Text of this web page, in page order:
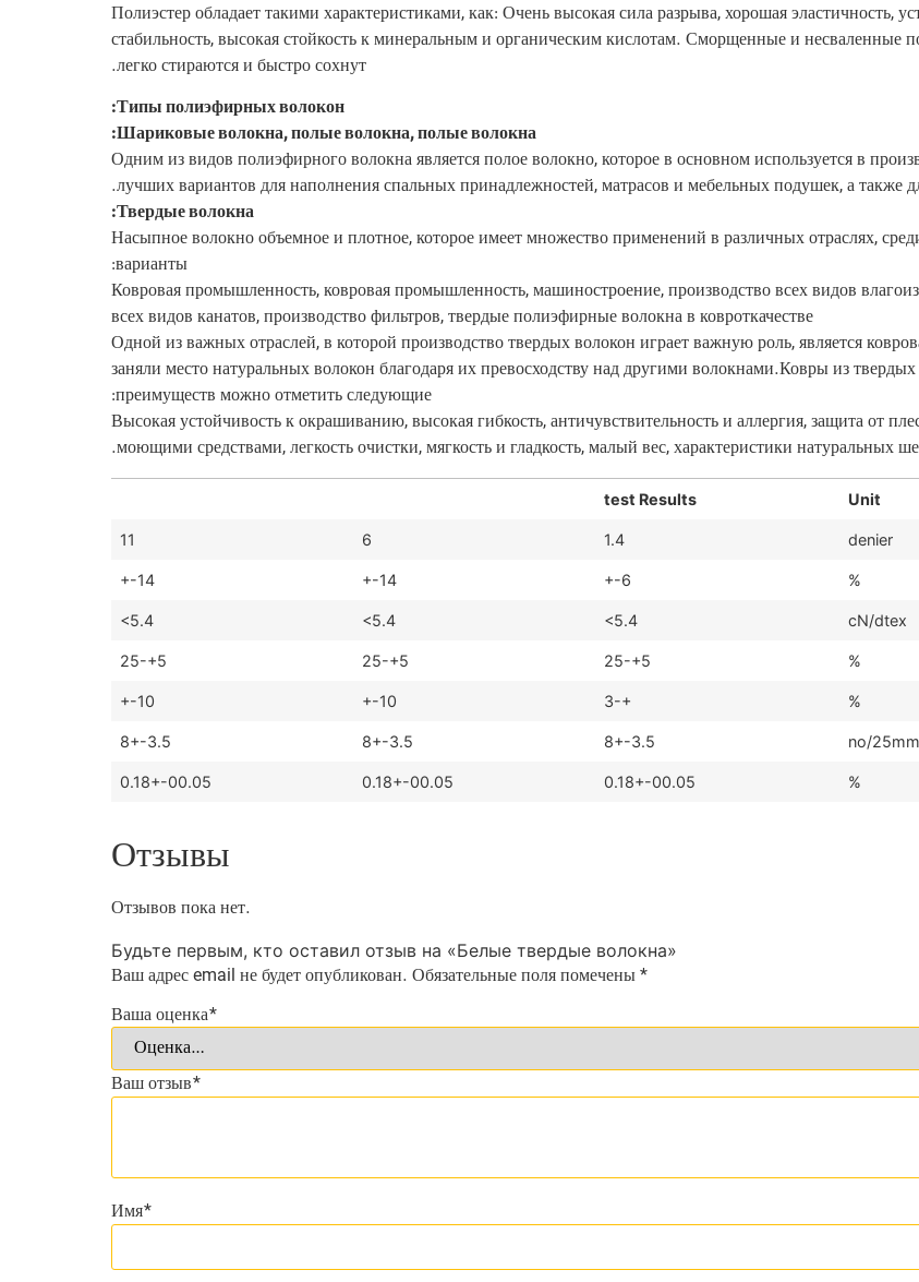
Полиэстер обладает такими характеристиками, как: Очень высокая сила разрыва, хорошая эластичность,
стабильность, высокая стойкость к минеральным и органическим кислотам. Сморщенные и несваленные
легко стираются и быстро сохнут.
Типы полиэфирных волокон:
Шариковые волокна, полые волокна, полые волокна:
Одним из видов полиэфирного волокна является полое волокно, которое в основном используется в
лучших вариантов для наполнения спальных принадлежностей, матрасов и мебельных подушек, а также
Твердые волокна:
Насыпное волокно объемное и плотное, которое имеет множество применений в различных отраслях,
варианты:
Ковровая промышленность, ковровая промышленность, машиностроение, производство всех видов
всех видов канатов, производство фильтров, твердые полиэфирные волокна в ковроткачестве
Одной из важных отраслей, в которой производство твердых волокон играет важную роль, является
заняли место натуральных волокон благодаря их превосходству над другими волокнами.Ковры из
преимуществ можно отметить следующие:
Высокая устойчивость к окрашиванию, высокая гибкость, античувствительность и аллергия, защита от
моющими средствами, легкость очистки, мягкость и гладкость, малый вес, характеристики натуральных
test Results Unit
11 6 1.4 denier
+-14 +-14 +-6 %
<5.4 <5.4 <5.4 cN/dtex
25-+5 25-+5 25-+5 %
+-10 +-10 3-+ %
8+-3.5 8+-3.5 8+-3.5 no/25mm
0.18+-00.05 0.18+-00.05 0.18+-00.05 %
Отзывы
Отзывов пока нет.
Будьте первым, кто оставил отзыв на «Белые твердые волокна»
Ваш адрес email не будет опубликован. Обязательные поля помечены *
Ваша оценка*
Ваш отзыв*
Имя*